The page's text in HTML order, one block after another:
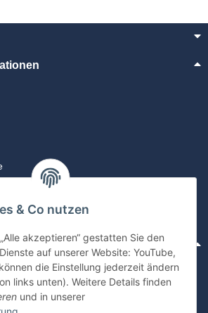
& Co nutzen
akzeptieren“ gestatten Sie den
auf unserer Website: YouTube,
die Einstellung jederzeit ändern
links unten). Weitere Details finden
und in unserer